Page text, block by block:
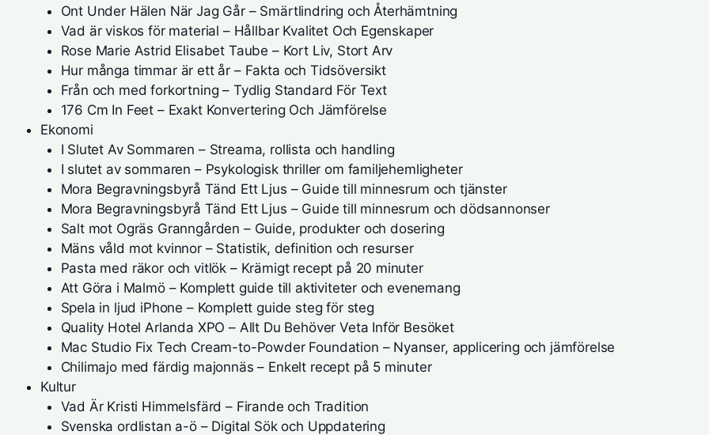
Ont Under Hälen När Jag Går – Smärtlindring och Återhämtning
Vad är viskos för material – Hållbar Kvalitet Och Egenskaper
Rose Marie Astrid Elisabet Taube – Kort Liv, Stort Arv
Hur många timmar är ett år – Fakta och Tidsöversikt
Från och med forkortning – Tydlig Standard För Text
176 Cm In Feet – Exakt Konvertering Och Jämförelse
Ekonomi
I Slutet Av Sommaren – Streama, rollista och handling
I slutet av sommaren – Psykologisk thriller om familjehemligheter
Mora Begravningsbyrå Tänd Ett Ljus – Guide till minnesrum och tjänster
Mora Begravningsbyrå Tänd Ett Ljus – Guide till minnesrum och dödsannonser
Salt mot Ogräs Granngården – Guide, produkter och dosering
Mäns våld mot kvinnor – Statistik, definition och resurser
Pasta med räkor och vitlök – Krämigt recept på 20 minuter
Att Göra i Malmö – Komplett guide till aktiviteter och evenemang
Spela in ljud iPhone – Komplett guide steg för steg
Quality Hotel Arlanda XPO – Allt Du Behöver Veta Inför Besöket
Mac Studio Fix Tech Cream-to-Powder Foundation – Nyanser, applicering och jämförelse
Chilimajo med färdig majonnäs – Enkelt recept på 5 minuter
Kultur
Vad Är Kristi Himmelsfärd – Firande och Tradition
Svenska ordlistan a-ö – Digital Sök och Uppdatering